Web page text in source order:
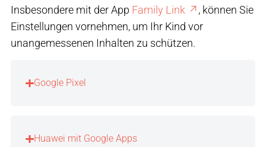
Insbesondere mit der App Family Link
, können Sie
Einstellungen vornehmen, um Ihr Kind vor
unangemessenen Inhalten zu schützen.
Google Pixel
Huawei mit Google Apps